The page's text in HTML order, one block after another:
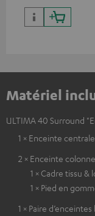
Matériel
ULTIMA 40 Surround
1 × Enceinte
2 × Enceinte
1 × Cadre tissu
1 × Pied en
1 × Paire